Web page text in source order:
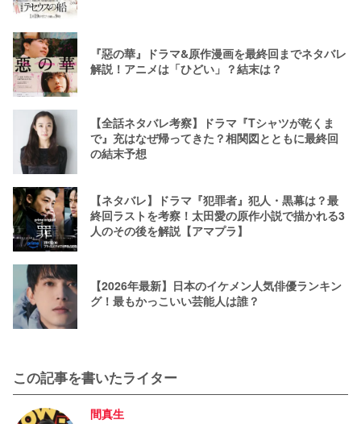
『惡の華』ドラマ&原作漫画を最終回までネタバレ
解説！アニメは「ひどい」？結末は？
【全話ネタバレ考察】ドラマ『Tシャツが乾くま
で』充はなぜ帰ってきた？相関図とともに最終回
の結末予想
【ネタバレ】ドラマ『犯罪者』犯人・黒幕は？最
終回ラストを考察！太田愛の原作小説で描かれる3
人のその後を解説【アマプラ】
【2026年最新】日本のイケメン人気俳優ランキン
グ！最もかっこいい芸能人は誰？
この記事を書いたライター
間真生